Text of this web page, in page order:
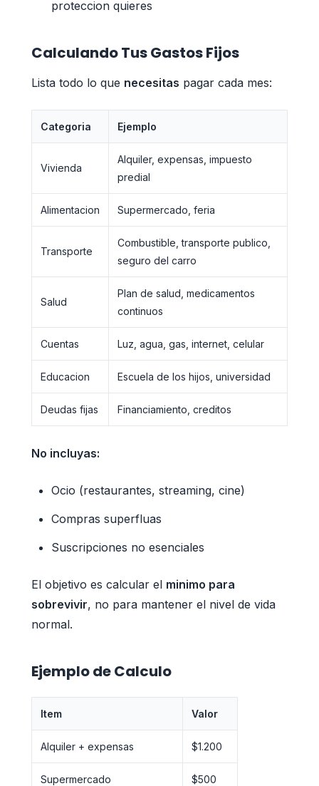
proteccion quieres
Calculando Tus Gastos Fijos
Lista todo lo que necesitas pagar cada mes:
Categoria Ejemplo
Vivienda
Alquiler, expensas, impuesto
predial
Alimentacion Supermercado, feria
Transporte
Combustible, transporte publico,
seguro del carro
Salud
Plan de salud, medicamentos
continuos
Cuentas Luz, agua, gas, internet, celular
Educacion Escuela de los hijos, universidad
Deudas fijas Financiamiento, creditos
No incluyas:
Ocio (restaurantes, streaming, cine)
Compras superfluas
Suscripciones no esenciales
El objetivo es calcular el minimo para
sobrevivir, no para mantener el nivel de vida
normal.
Ejemplo de Calculo
Item Valor
Alquiler + expensas $1.200
Supermercado $500